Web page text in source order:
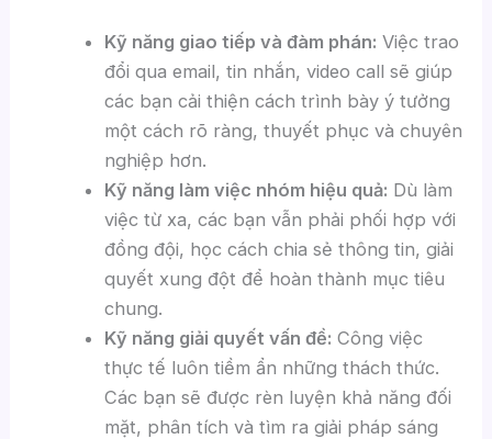
Kỹ năng giao tiếp và đàm phán: Việc trao
đổi qua email, tin nhắn, video call sẽ giúp
các bạn cải thiện cách trình bày ý tưởng
một cách rõ ràng, thuyết phục và chuyên
nghiệp hơn.
Kỹ năng làm việc nhóm hiệu quả: Dù làm
việc từ xa, các bạn vẫn phải phối hợp với
đồng đội, học cách chia sẻ thông tin, giải
quyết xung đột để hoàn thành mục tiêu
chung.
Kỹ năng giải quyết vấn đề: Công việc
thực tế luôn tiềm ẩn những thách thức.
Các bạn sẽ được rèn luyện khả năng đối
mặt, phân tích và tìm ra giải pháp sáng